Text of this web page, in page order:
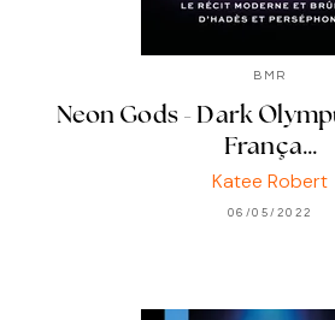
BMR
Neon Gods - Dark
França…
Katee Robert
06/05/2022